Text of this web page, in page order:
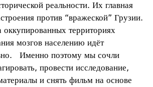
реальности. Их главная
против “вражеской” Грузии.
территориях
мозгов населению идёт
Именно поэтому мы сочли
провести исследование,
и снять фильм на основе